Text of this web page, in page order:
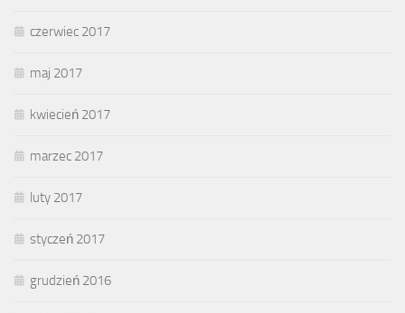
czerwiec 2017
maj 2017
kwiecień 2017
marzec 2017
luty 2017
styczeń 2017
grudzień 2016